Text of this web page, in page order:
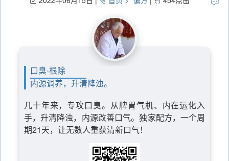
口臭·根除
内源调养，升清降浊。
几十年来，专攻口臭。从脾胃气机、内在运化入
手，升清降浊，内源改善口气。独家配方，一个周
期21天，让无数人重获清新口气！